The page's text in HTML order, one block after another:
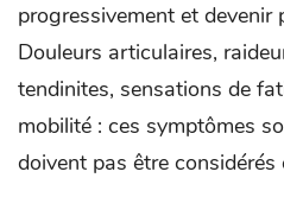
progressivement et devenir
Douleurs articulaires,
tendinites, sensations de
mobilité : ces symptômes
doivent pas être